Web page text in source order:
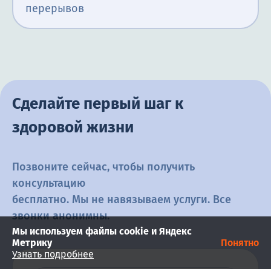
перерывов
Сделайте первый шаг к
здоровой жизни
Позвоните сейчас, чтобы получить
консультацию
бесплатно. Мы не навязываем услуги. Все
звонки анонимны.
Мы используем файлы cookie и Яндекс
Метрику
Узнать подробнее
Понятно